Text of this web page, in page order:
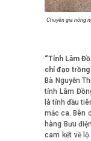
Chuyên gia nông
“Tỉnh Lâm
chỉ đạo trồng
Bà Nguyễn
tỉnh Lâm
là tỉnh đầu
mắc ca. Bên
hàng Bưu
cam kết về